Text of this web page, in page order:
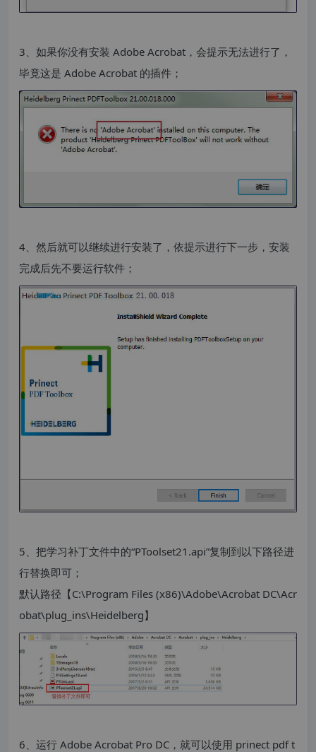
3、如果你没有安装 Adobe Acrobat，会提示无法进行了，
毕竟这是 Adobe Acrobat 的插件；
4、然后就可以继续进行安装了，依提示进行下一步，安装
完成后先不要运行软件；
5、把学习补丁文件中的“PToolset21.api”复制到以下路径进
行替换即可；
默认路径【C:\Program Files (x86)\Adobe\Acrobat DC\Acr
obat\plug_ins\Heidelberg】
6、运行 Adobe Acrobat Pro DC，就可以使用 prinect pdf t